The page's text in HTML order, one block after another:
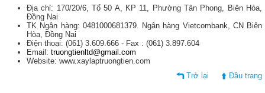
Địa chỉ: 170/20/6, Tổ 50 A, KP 11, Phường Tân Phong, Biên Hòa,
Đồng Nai
TK Ngân hàng: 0481000681379. Ngân hàng Vietcombank, CN Biên
Hòa, Đồng Nai
Điện thoại: (061) 3.609.666 - Fax : (061) 3.897.604
Email: truongtienltd@gmail.com
Website: www.xaylaptruongtien.com
Trở lại
Đầu trang